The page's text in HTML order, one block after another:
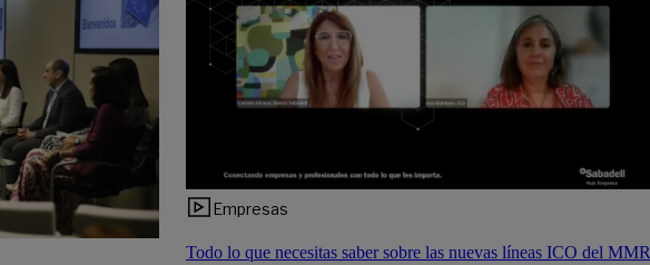
Empresas
Todo lo que necesitas saber sobre las nuevas líneas ICO del MMR